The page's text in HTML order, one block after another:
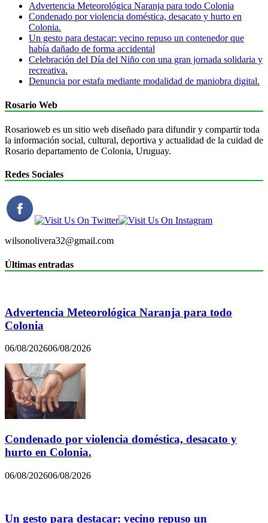
Advertencia Meteorológica Naranja para todo Colonia
Condenado por violencia doméstica, desacato y hurto en
Colonia.
Un gesto para destacar: vecino repuso un contenedor que
había dañado de forma accidental
Celebración del Día del Niño con una gran jornada solidaria y
recreativa.
Denuncia por estafa mediante modalidad de maniobra digital.
Rosario Web
Rosarioweb es un sitio web diseñado para difundir y compartir toda
la información social, cultural, deportiva y actualidad de la cuidad de
Rosario departamento de Colonia, Uruguay.
Redes Sociales
wilsonolivera32@gmail.com
Últimas entradas
Advertencia Meteorológica Naranja para todo
Colonia
06/08/202606/08/2026
Condenado por violencia doméstica, desacato y
hurto en Colonia.
06/08/202606/08/2026
Un gesto para destacar: vecino repuso un